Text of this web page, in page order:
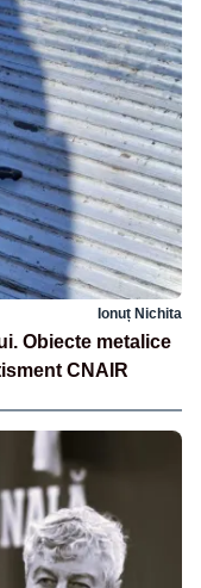
Ionuț Nichita
Obiecte metalice
CNAIR